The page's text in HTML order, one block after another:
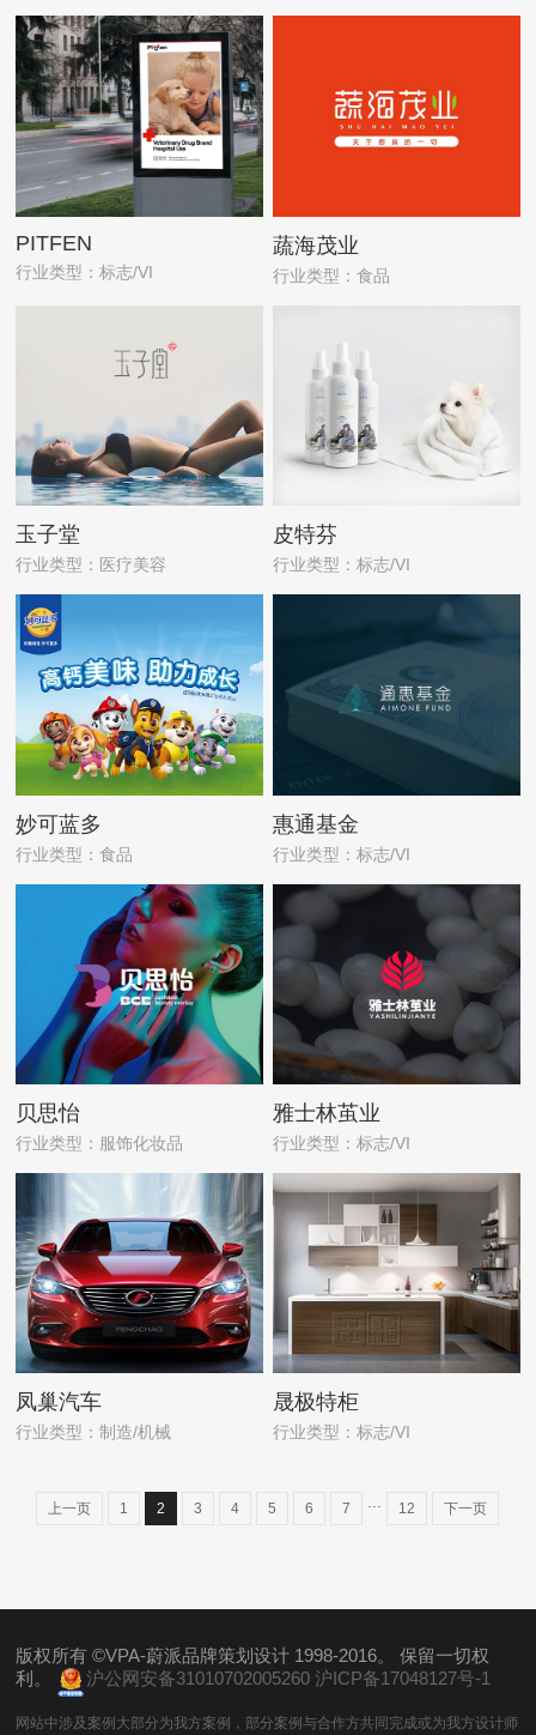
PITFEN
行业类型：标志/VI
蔬海茂业
行业类型：食品
玉子堂
行业类型：医疗美容
皮特芬
行业类型：标志/VI
妙可蓝多
行业类型：食品
惠通基金
行业类型：标志/VI
贝思怡
行业类型：服饰化妆品
雅士林茧业
行业类型：标志/VI
凤巢汽车
行业类型：制造/机械
晟极特柜
行业类型：标志/VI
上一页 1 2 3 4 5 6 7 ... 12 下一页
版权所有 ©VPA-蔚派品牌策划设计 1998-2016。 保留一切权
利。
沪公网安备31010702005260 沪ICP备17048127号-1
网站中涉及案例大部分为我方案例，部分案例与合作方共同完成或为我方设计师